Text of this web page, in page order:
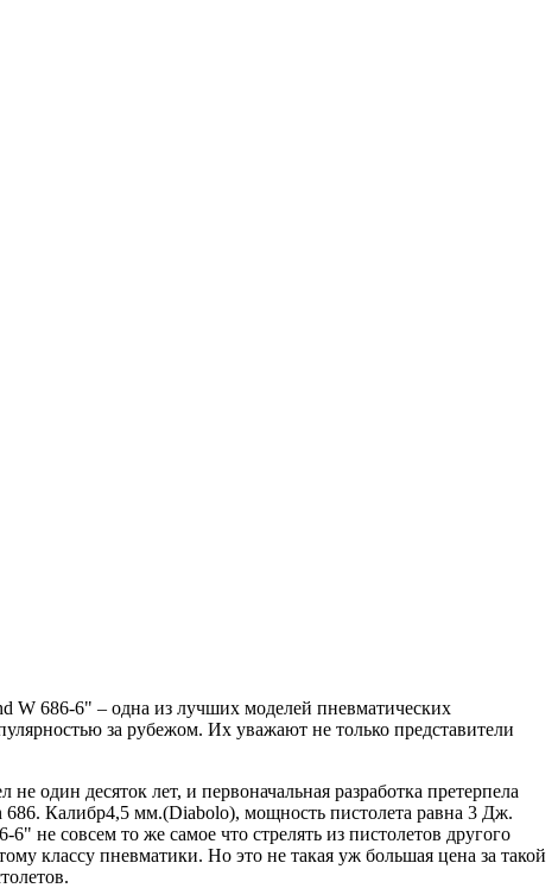
W 686-6" – одна из лучших моделей пневматических
за рубежом. Их уважают не только представители
десяток лет, и первоначальная разработка претерпела
686. Калибр4,5 мм.(Diabolo), мощность пистолета равна 3 Дж.
не совсем то же самое что стрелять из пистолетов другого
классу пневматики. Но это не такая уж большая цена за такой